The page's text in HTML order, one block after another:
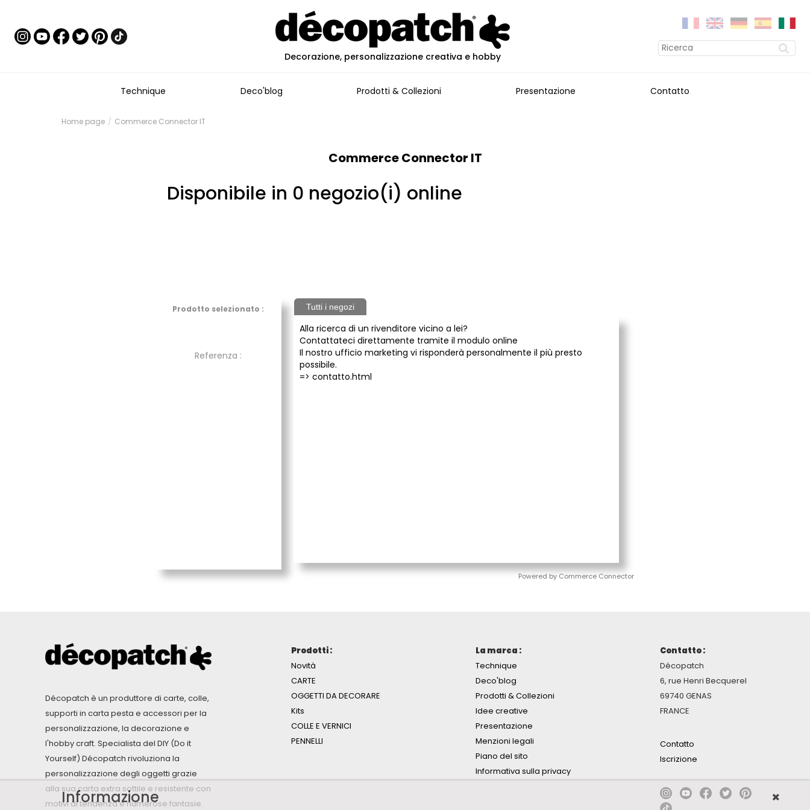
Decorazione, personalizzazione creativa e hobby
Technique Deco'blog Prodotti & Collezioni Presentazione Contatto
Home page Commerce Connector IT
Commerce Connector IT
Disponibile in 0 negozio(i) online
Prodotto selezionato :
Referenza :
Tutti i negozi
Alla ricerca di un rivenditore vicino a lei?
Contattateci direttamente tramite il modulo online
Il nostro ufficio marketing vi risponderà personalmente il più presto
possibile.
=> contatto.html
Powered by Commerce Connector
Décopatch è un produttore di carte, colle,
supporti in carta pesta e accessori per la
personalizzazione, la decorazione e
l'hobby craft. Specialista del DIY (Do it
Yourself) Décopatch rivoluziona la
personalizzazione degli oggetti grazie
alla sua carta extra sottile e resistente con
motivi di tendenza e numerose fantasie.
Prodotti :
Novità
CARTE
OGGETTI DA DECORARE
Kits
COLLE E VERNICI
PENNELLI
La marca :
Technique
Deco'blog
Prodotti & Collezioni
Idee creative
Presentazione
Menzioni legali
Piano del sito
Informativa sulla privacy
Contatto :
Décopatch
6, rue Henri Becquerel
69740 GENAS
FRANCE
Contatto
Iscrizione
Informazione